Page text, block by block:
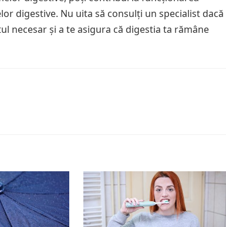
digestive. Nu uita să consulți un specialist dacă
și a te asigura că digestia ta rămâne